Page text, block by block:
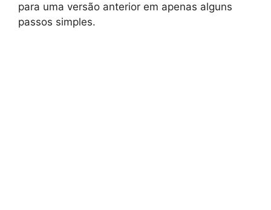
para uma versão anterior em apenas alguns
passos simples.